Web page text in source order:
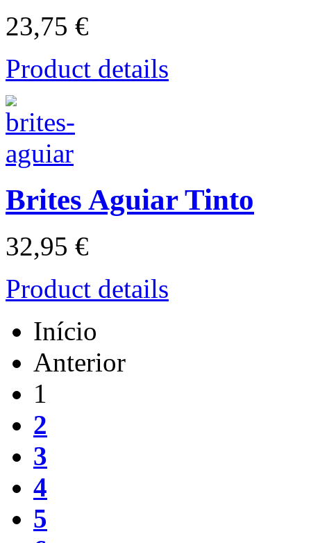
23,75 €
Product details
Brites Aguiar Tinto
32,95 €
Product details
Início
Anterior
1
2
3
4
5